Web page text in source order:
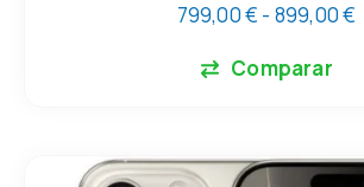
799,00€ - 899,00€
Comparar